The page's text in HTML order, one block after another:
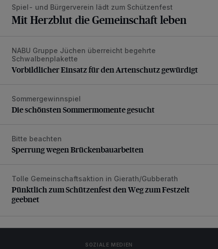
Spiel- und Bürgerverein lädt zum Schützenfest
Mit Herzblut die Gemeinschaft leben
Vorbildlicher Einsatz für den Artenschutz gewürdigt
NABU Gruppe Jüchen überreicht begehrte
Schwalbenplakette
Vorbildlicher Einsatz für den Artenschutz gewürdigt
Die schönsten Sommermomente gesucht
Sommergewinnspiel
Die schönsten Sommermomente gesucht
Sperrung wegen Brückenbauarbeiten
Bitte beachten
Sperrung wegen Brückenbauarbeiten
Pünktlich zum Schützenfest den Weg zum Festzelt
Tolle Gemeinschaftsaktion in Gierath/Gubberath
Pünktlich zum Schützenfest den Weg zum Festzelt
geebnet
SOZIALE MEDIEN